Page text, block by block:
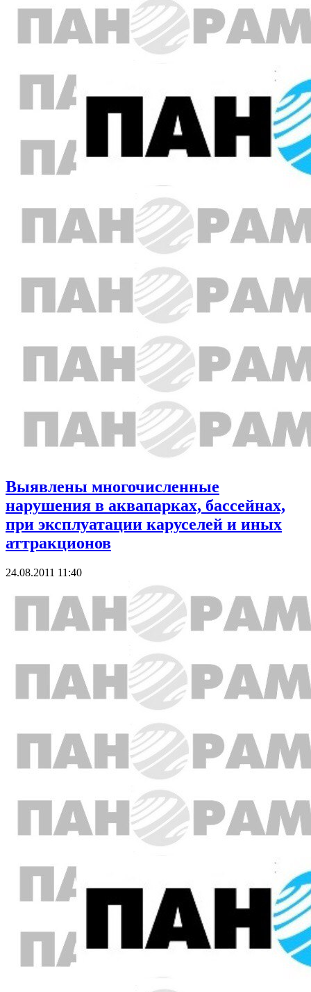
Выявлены многочисленные
нарушения в аквапарках, бассейнах,
при эксплуатации каруселей и иных
аттракционов
24.08.2011 11:40